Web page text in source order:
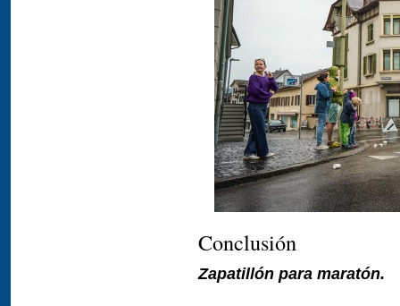
Conclusión
Zapatillón para maratón.